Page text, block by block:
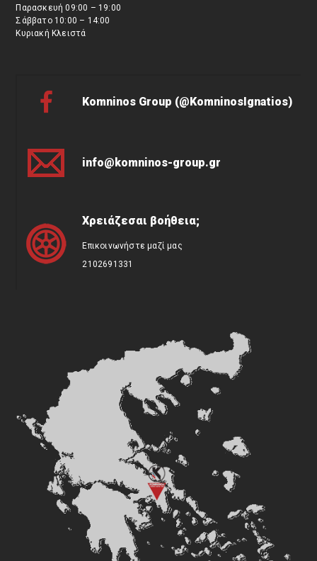
Παρασκευή 09:00 – 19:00
Σάββατο 10:00 – 14:00
Κυριακή Κλειστά
Komninos Group (@KomninosIgnatios)
info@komninos-group.gr
Χρειάζεσαι βοήθεια;
Επικοινωνήστε μαζί μας
2102691331